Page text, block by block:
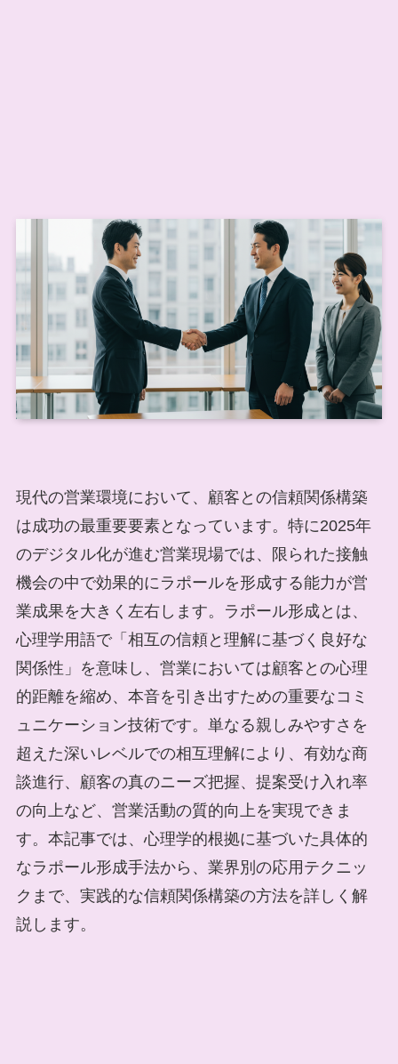
現代の営業環境において、顧客との信頼関係構築
は成功の最重要要素となっています。特に2025年
のデジタル化が進む営業現場では、限られた接触
機会の中で効果的にラポールを形成する能力が営
業成果を大きく左右します。ラポール形成とは、
心理学用語で「相互の信頼と理解に基づく良好な
関係性」を意味し、営業においては顧客との心理
的距離を縮め、本音を引き出すための重要なコミ
ュニケーション技術です。単なる親しみやすさを
超えた深いレベルでの相互理解により、有効な商
談進行、顧客の真のニーズ把握、提案受け入れ率
の向上など、営業活動の質的向上を実現できま
す。本記事では、心理学的根拠に基づいた具体的
なラポール形成手法から、業界別の応用テクニッ
クまで、実践的な信頼関係構築の方法を詳しく解
説します。